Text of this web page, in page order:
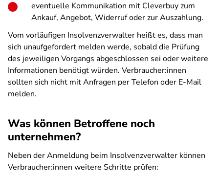
eventuelle Kommunikation mit Cleverbuy zum
Ankauf, Angebot, Widerruf oder zur Auszahlung.
Vom vorläufigen Insolvenzverwalter heißt es, dass man
sich unaufgefordert melden werde, sobald die Prüfung
des jeweiligen Vorgangs abgeschlossen sei oder weitere
Informationen benötigt würden. Verbraucher:innen
sollten sich nicht mit Anfragen per Telefon oder E-Mail
melden.
Was können Betroffene noch
unternehmen?
Neben der Anmeldung beim Insolvenzverwalter können
Verbraucher:innen weitere Schritte prüfen: